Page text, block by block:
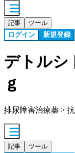
記事 ツール
ログイン 新規登録
デトルシ
ｇ
排尿障害治療薬 >
記事 ツール